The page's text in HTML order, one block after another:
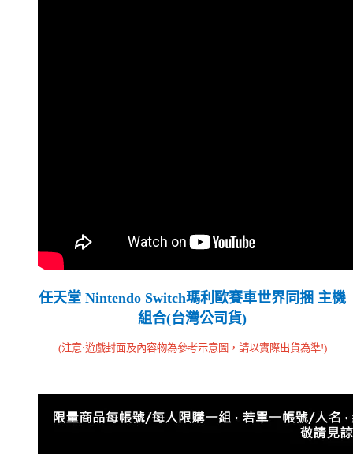
任天堂 Nintendo Switch瑪利歐賽車世界同捆 主機
組合(台灣公司貨)
(注意:遊戲封面及內容物為參考示意圖，請以實際出貨為準!)